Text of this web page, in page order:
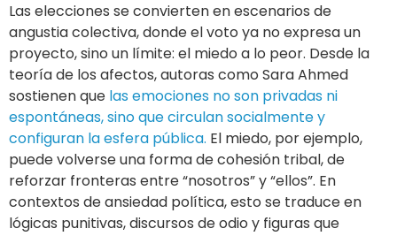
Las elecciones se convierten en escenarios de
angustia colectiva, donde el voto ya no expresa un
proyecto, sino un límite: el miedo a lo peor. Desde la
teoría de los afectos, autoras como Sara Ahmed
sostienen que las emociones no son privadas ni
espontáneas, sino que circulan socialmente y
configuran la esfera pública. El miedo, por ejemplo,
puede volverse una forma de cohesión tribal, de
reforzar fronteras entre “nosotros” y “ellos”. En
contextos de ansiedad política, esto se traduce en
lógicas punitivas, discursos de odio y figuras que